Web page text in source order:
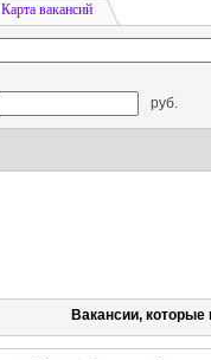
Карта вакансий
руб.
Вакансии,